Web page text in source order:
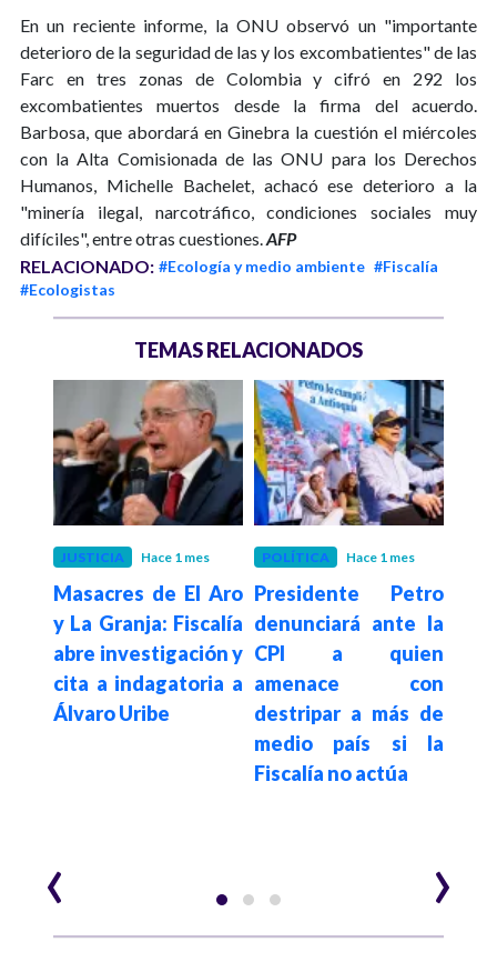
En un reciente informe, la ONU observó un "importante
deterioro de la seguridad de las y los excombatientes" de las
Farc en tres zonas de Colombia y cifró en 292 los
excombatientes muertos desde la firma del acuerdo.
Barbosa, que abordará en Ginebra la cuestión el miércoles
con la Alta Comisionada de las ONU para los Derechos
Humanos, Michelle Bachelet, achacó ese deterioro a la
"minería ilegal, narcotráfico, condiciones sociales muy
difíciles", entre otras cuestiones.AFP
RELACIONADO: #Ecología y medio ambiente #Fiscalía
#Ecologistas
TEMAS RELACIONADOS
JUSTICIA Hace 1 mes
Masacres de El Aro
y La Granja: Fiscalía
abre investigación y
cita a indagatoria a
Álvaro Uribe
POLÍTICA Hace 1 mes
Presidente Petro
denunciará ante la
CPI a quien
amenace con
destripar a más de
medio país si la
Fiscalía no actúa
‹ ›